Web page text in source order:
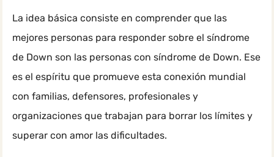
La idea básica consiste en comprender que las
mejores personas para responder sobre el síndrome
de Down son las personas con síndrome de Down. Ese
es el espíritu que promueve esta conexión mundial
con familias, defensores, profesionales y
organizaciones que trabajan para borrar los límites y
superar con amor las dificultades.